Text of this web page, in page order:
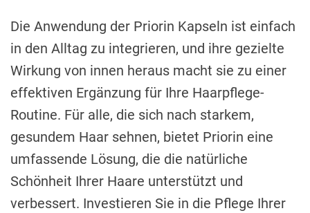
Die Anwendung der Priorin Kapseln ist einfach
in den Alltag zu integrieren, und ihre gezielte
Wirkung von innen heraus macht sie zu einer
effektiven Ergänzung für Ihre Haarpflege-
Routine. Für alle, die sich nach starkem,
gesundem Haar sehnen, bietet Priorin eine
umfassende Lösung, die die natürliche
Schönheit Ihrer Haare unterstützt und
verbessert. Investieren Sie in die Pflege Ihrer